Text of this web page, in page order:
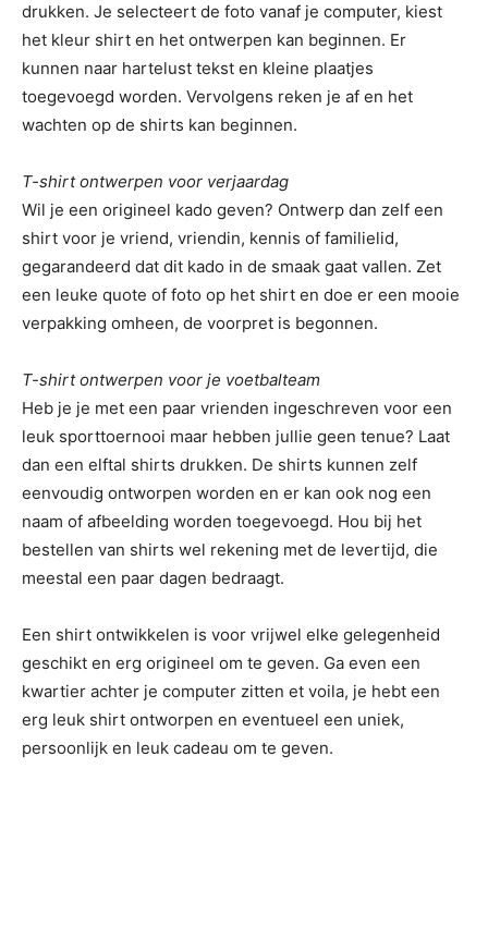
drukken. Je selecteert de foto vanaf je computer, kiest
het kleur shirt en het ontwerpen kan beginnen. Er
kunnen naar hartelust tekst en kleine plaatjes
toegevoegd worden. Vervolgens reken je af en het
wachten op de shirts kan beginnen.
T-shirt ontwerpen voor verjaardag
Wil je een origineel kado geven? Ontwerp dan zelf een
shirt voor je vriend, vriendin, kennis of familielid,
gegarandeerd dat dit kado in de smaak gaat vallen. Zet
een leuke quote of foto op het shirt en doe er een mooie
verpakking omheen, de voorpret is begonnen.
T-shirt ontwerpen voor je voetbalteam
Heb je je met een paar vrienden ingeschreven voor een
leuk sporttoernooi maar hebben jullie geen tenue? Laat
dan een elftal shirts drukken. De shirts kunnen zelf
eenvoudig ontworpen worden en er kan ook nog een
naam of afbeelding worden toegevoegd. Hou bij het
bestellen van shirts wel rekening met de levertijd, die
meestal een paar dagen bedraagt.
Een shirt ontwikkelen is voor vrijwel elke gelegenheid
geschikt en erg origineel om te geven. Ga even een
kwartier achter je computer zitten et voila, je hebt een
erg leuk shirt ontworpen en eventueel een uniek,
persoonlijk en leuk cadeau om te geven.